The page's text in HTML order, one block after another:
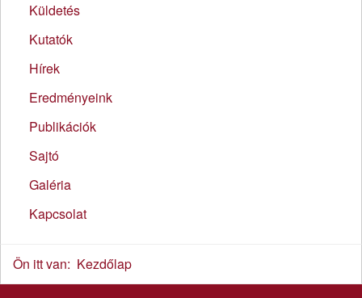
Küldetés
Kutatók
Hírek
Eredményeink
Publikációk
Sajtó
Galéria
Kapcsolat
Ön itt van: Kezdőlap